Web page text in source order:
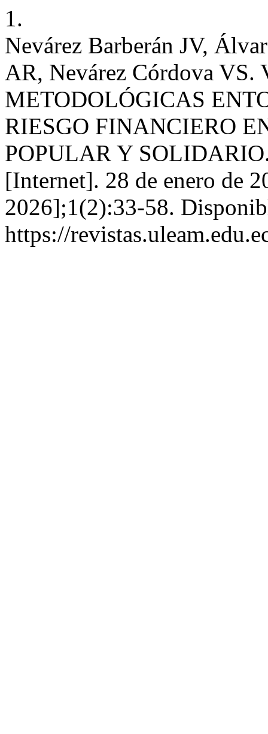
1.
Nevárez Barberán JV,
AR, Nevárez Córdova
METODOLÓGICAS
RIESGO FINANCIERO
POPULAR Y
[Internet]. 28 de enero de
2026];1(2):33-58.
https://